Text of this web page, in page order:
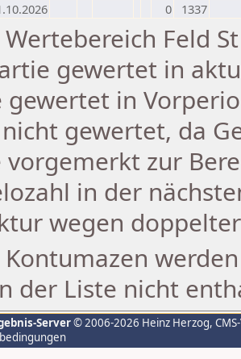
0 1337
Wertebereich Feld
gewertet in
gewertet in
gewertet, da
vorgemerkt zur
in der
wegen
Kontumazen
der Liste nicht
Server© 2006-2026 Heinz Herzog,